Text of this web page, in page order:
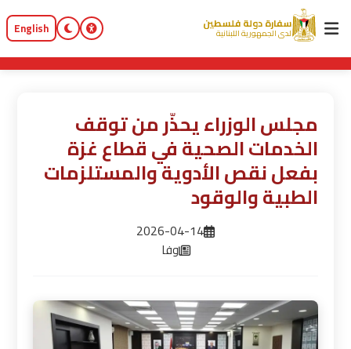
سفارة دولة فلسطين
لدى الجمهورية اللبنانية English
مجلس الوزراء يحذّر من توقف
الخدمات الصحية في قطاع غزة
بفعل نقص الأدوية والمستلزمات
الطبية والوقود
2026-04-14
وفا